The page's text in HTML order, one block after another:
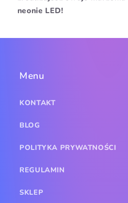
neonie LED!
Menu
KONTAKT
BLOG
POLITYKA PRYWATNOŚCI
REGULAMIN
SKLEP